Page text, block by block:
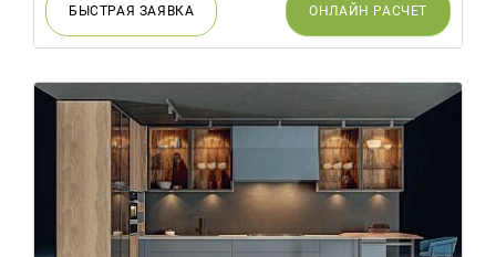
БЫСТРАЯ ЗАЯВКА ОНЛАЙН РАСЧЕТ